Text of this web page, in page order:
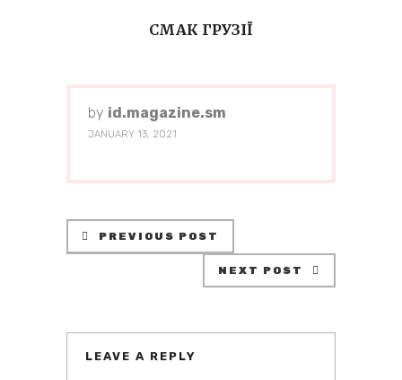
СМАК ГРУЗІЇ
by id.magazine.sm
JANUARY 13, 2021
PREVIOUS POST
NEXT POST
LEAVE A REPLY